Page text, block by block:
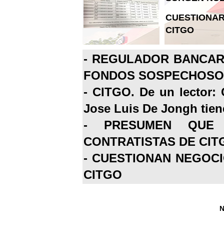
CITGO
- REGULADOR
FONDOS
- CITGO. De un lector:
Jose Luis De Jongh
- PRESUMEN
CONTRATISTAS DE
- CUESTIONAN
CITGO